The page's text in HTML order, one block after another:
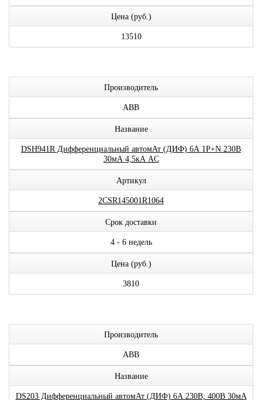
Цена (руб.)
13510
Производитель
ABB
Название
DSH941R Дифференциальный автомАт (ДИФ) 6А 1P+N 230В
30мА 4,5кА AC
Артикул
2CSR145001R1064
Срок доставки
4 - 6 недель
Цена (руб.)
3810
Производитель
ABB
Название
DS203 Дифференциальный автомАт (ДИФ) 6А 230В; 400В 30мА